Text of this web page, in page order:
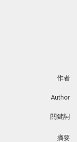
作者
Author
關鍵詞
摘要